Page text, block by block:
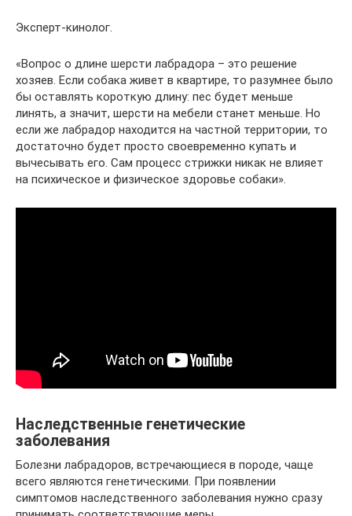
Эксперт-кинолог.
«Вопрос о длине шерсти лабрадора – это решение
хозяев. Если собака живет в квартире, то разумнее было
бы оставлять короткую длину: пес будет меньше
линять, а значит, шерсти на мебели станет меньше. Но
если же лабрадор находится на частной территории, то
достаточно будет просто своевременно купать и
вычесывать его. Сам процесс стрижки никак не влияет
на психическое и физическое здоровье собаки».
Наследственные генетические
заболевания
Болезни лабрадоров, встречающиеся в породе, чаще
всего являются генетическими. При появлении
симптомов наследственного заболевания нужно сразу